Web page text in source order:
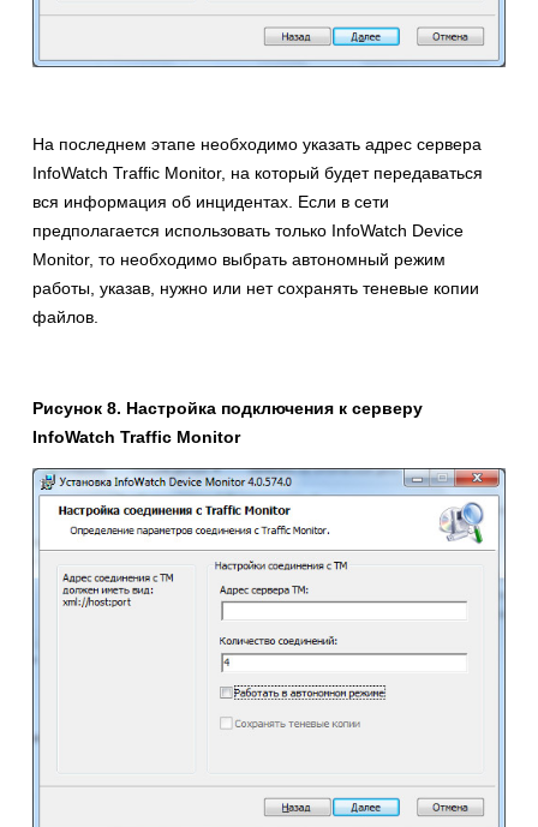
На последнем этапе необходимо указать адрес сервера
InfoWatch Traffic Monitor, на который будет передаваться
вся информация об инцидентах. Если в сети
предполагается использовать только InfoWatch Device
Monitor, то необходимо выбрать автономный режим
работы, указав, нужно или нет сохранять теневые копии
файлов.
Рисунок 8. Настройка подключения к серверу
InfoWatch Traffic Monitor